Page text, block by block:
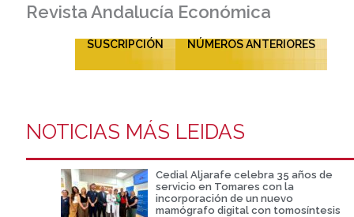
Revista Andalucía Económica
SUSCRIPCIÓN NÚMEROS ANTERIORES
NOTICIAS MÁS LEIDAS
Cedial Aljarafe celebra 35 años de
servicio en Tomares con la
incorporación de un nuevo
mamógrafo digital con tomosíntesis